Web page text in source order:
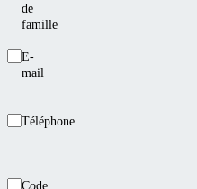
de
famille
E-
mail
Téléphone
Code